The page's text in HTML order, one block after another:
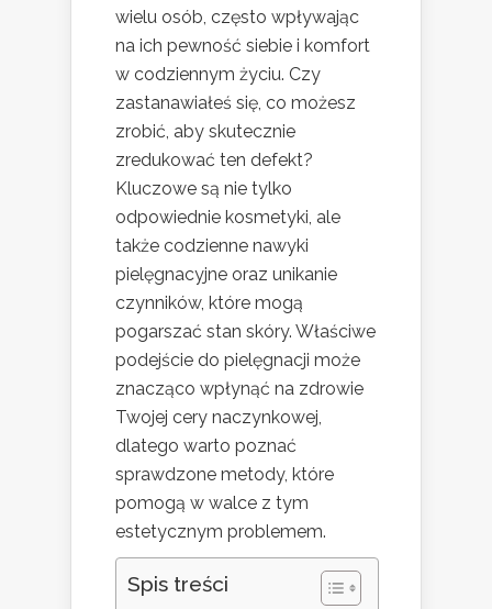
wielu osób, często wpływając
na ich pewność siebie i komfort
w codziennym życiu. Czy
zastanawiałeś się, co możesz
zrobić, aby skutecznie
zredukować ten defekt?
Kluczowe są nie tylko
odpowiednie kosmetyki, ale
także codzienne nawyki
pielęgnacyjne oraz unikanie
czynników, które mogą
pogarszać stan skóry. Właściwe
podejście do pielęgnacji może
znacząco wpłynąć na zdrowie
Twojej cery naczynkowej,
dlatego warto poznać
sprawdzone metody, które
pomogą w walce z tym
estetycznym problemem.
Spis treści